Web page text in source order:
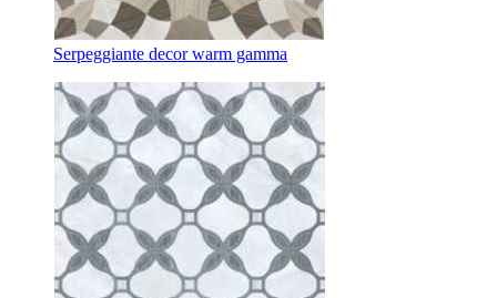
Serpeggiante decor warm gamma